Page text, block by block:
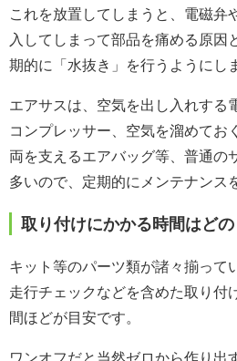
これを放置してしまうと、電磁弁
入してしまって部品を痛める原因
期的に「水抜き」を行うようにし
エアサスは、空気を出し入れする
コンプレッサー、空気を溜めてお
両を支えるエアバッグ等、普通の
多いので、定期的にメンテナンス
取り付けにかかる時間はどの
キット等のパーツ類が諸々揃って
走行チェックなどを含めた取り付
間ほどが目安です。